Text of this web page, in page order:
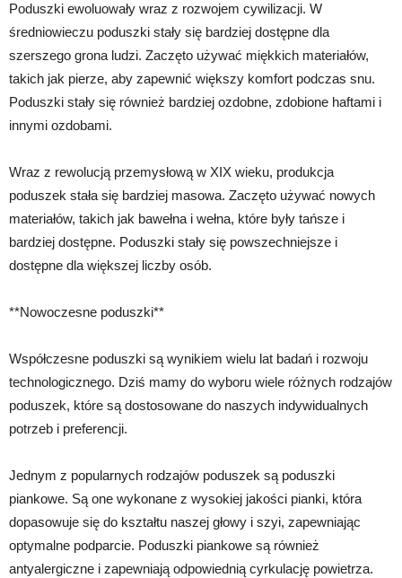
Poduszki ewoluowały wraz z rozwojem cywilizacji. W
średniowieczu poduszki stały się bardziej dostępne dla
szerszego grona ludzi. Zaczęto używać miękkich materiałów,
takich jak pierze, aby zapewnić większy komfort podczas snu.
Poduszki stały się również bardziej ozdobne, zdobione haftami i
innymi ozdobami.
Wraz z rewolucją przemysłową w XIX wieku, produkcja
poduszek stała się bardziej masowa. Zaczęto używać nowych
materiałów, takich jak bawełna i wełna, które były tańsze i
bardziej dostępne. Poduszki stały się powszechniejsze i
dostępne dla większej liczby osób.
**Nowoczesne poduszki**
Współczesne poduszki są wynikiem wielu lat badań i rozwoju
technologicznego. Dziś mamy do wyboru wiele różnych rodzajów
poduszek, które są dostosowane do naszych indywidualnych
potrzeb i preferencji.
Jednym z popularnych rodzajów poduszek są poduszki
piankowe. Są one wykonane z wysokiej jakości pianki, która
dopasowuje się do kształtu naszej głowy i szyi, zapewniając
optymalne podparcie. Poduszki piankowe są również
antyalergiczne i zapewniają odpowiednią cyrkulację powietrza.